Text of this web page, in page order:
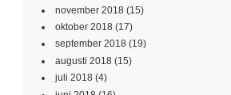
november 2018 (15)
oktober 2018 (17)
september 2018 (19)
augusti 2018 (15)
juli 2018 (4)